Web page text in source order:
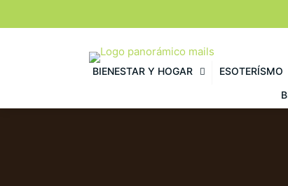
BIENESTAR Y HOGAR ESOTERÍSMO